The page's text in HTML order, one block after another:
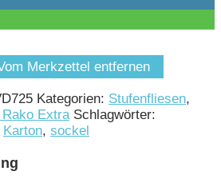
Merkzettel entfernen
Kategorien: Stufenfliesen,
Extra Schlagwörter:
Karton, sockel